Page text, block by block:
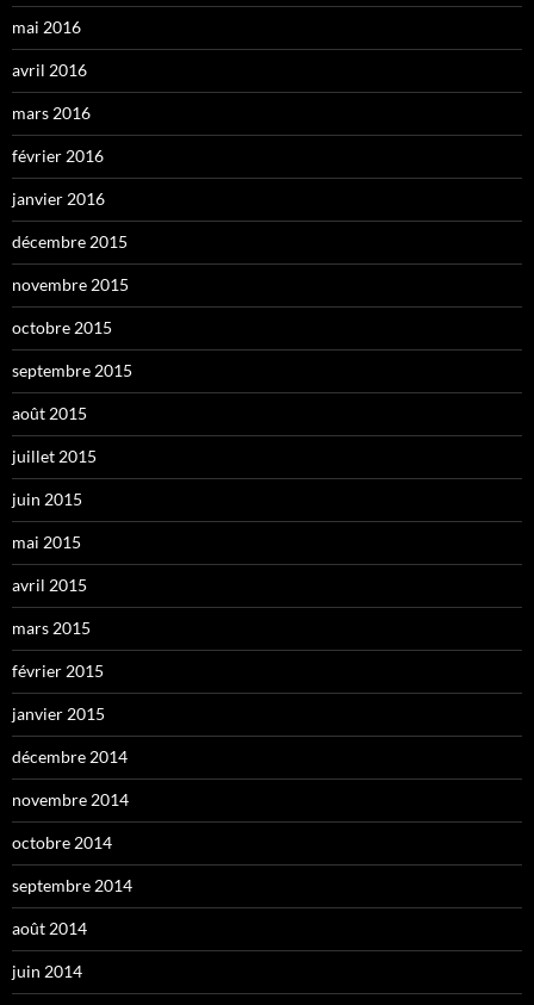
mai 2016
avril 2016
mars 2016
février 2016
janvier 2016
décembre 2015
novembre 2015
octobre 2015
septembre 2015
août 2015
juillet 2015
juin 2015
mai 2015
avril 2015
mars 2015
février 2015
janvier 2015
décembre 2014
novembre 2014
octobre 2014
septembre 2014
août 2014
juin 2014